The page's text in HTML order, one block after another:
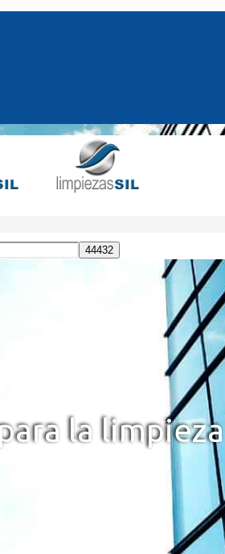
la limpieza